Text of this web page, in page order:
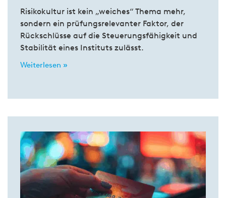
Risikokultur ist kein „weiches“ Thema mehr,
sondern ein prüfungsrelevanter Faktor, der
Rückschlüsse auf die Steuerungsfähigkeit und
Stabilität eines Instituts zulässt.
Weiterlesen »